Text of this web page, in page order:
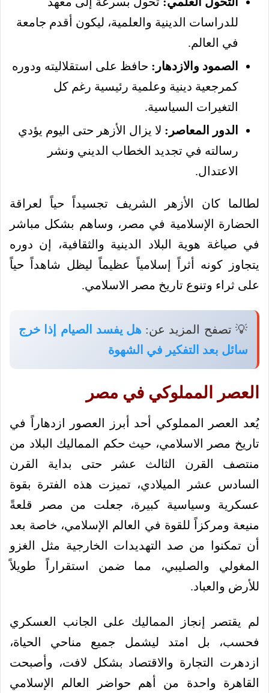
للدراسات الدينية والعلمية، ليكون أقدم جامعة
في العالم.
الصمود والازدهار: حافظ على استقلاليته ودوره
كمرجعية دينية وعلمية رئيسية رغم كل
التغيرات السياسية.
الدور المعاصر: لا يزال الأزهر حتى اليوم يؤدي
رسالته في تجديد الخطاب الديني ونشر
الاعتدال.
لطالما كان الأزهر الشريف تجسيداً حياً لعراقة
الحضارة الإسلامية في مصر، وساهم بشكل مباشر
في صياغة هوية البلاد الدينية والثقافية، إن دوره
يتجاوز كونه أثراً إسلامياً عظيماً ليظل شاهداً حياً
على ثراء وتنوع تاريخ مصر الاسلامي.
💡 تصفح المزيد عن:هل يفسد الصيام إذا خرج
سائل بعد التفكير في الشهوة
العصر المملوكي في مصر
يُعد العصر المملوكي أحد أبرز العصور ازدهاراً في
تاريخ مصر الاسلامي، حيث حكم المماليك البلاد من
منتصف القرن الثالث عشر حتى بداية القرن
السادس عشر الميلادي، تميزت هذه الفترة بقوة
عسكرية وسياسية كبيرة، جعلت من مصر قلعةً
منيعة ومركزاً للقوة في العالم الإسلامي، خاصة بعد
أن تمكنوا من صد التهديدات الخارجية مثل الغزو
المغولي والصليبي، مما ضمن استقراراً طويلاً
للأرض والعباد.
لم يقتصر إنجاز المماليك على الجانب العسكري
فحسب، بل امتد ليشمل جميع مناحي الحياة،
ازدهرت التجارة والاقتصاد بشكل لافت، وأصبحت
القاهرة واحدة من أهم حواضر العالم الإسلامي